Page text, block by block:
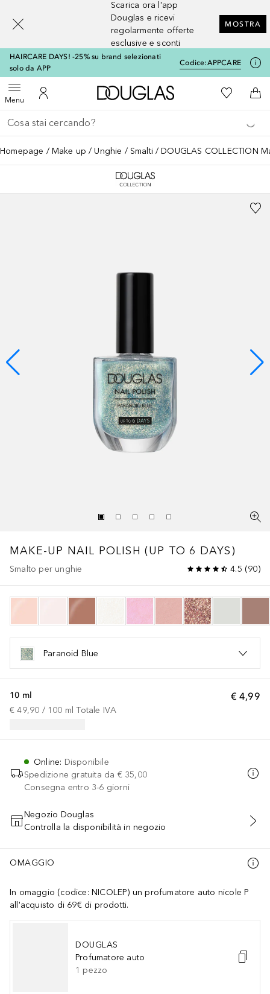
Scarica ora l'app
Douglas e ricevi
regolarmente offerte
esclusive e sconti
MOSTRA
HAIRCARE DAYS! -25% su brand selezionati
solo da APP
Codice:APPCARE
MenuApri menuAl Mio Account
A Douglas HomeAlla Mia
Al
Torna indietro
Esegui ricerca
Homepage Make up Unghie Smalti DOUGLAS COLLECTION
MAKE-UP NAIL POLISH (UP TO 6 DAYS)
Smalto per unghie 4.5 (90)
Paranoid Blue
€ 4,99
10 ml
€ 49,90 / 100 ml Totale IVA
Online: Disponibile
Spedizione gratuita da € 35,00
Consegna entro 3-6 giorni
AGGIUNGI AL CARRELLO
Negozio Douglas
Controlla la disponibilità in negozio
OMAGGIO
In omaggio (codice: NICOLEP) un profumatore auto nicole P
all'acquisto di 69€ di prodotti.
DOUGLAS
Profumatore auto
1 pezzo
[navigation.slideout.screenreader]